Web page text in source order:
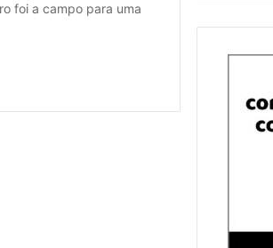
foi a campo para uma